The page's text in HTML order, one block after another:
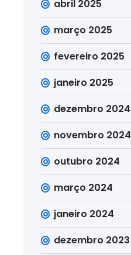
abril 2025
março 2025
fevereiro 2025
janeiro 2025
dezembro 2024
novembro 2024
outubro 2024
março 2024
janeiro 2024
dezembro 2023